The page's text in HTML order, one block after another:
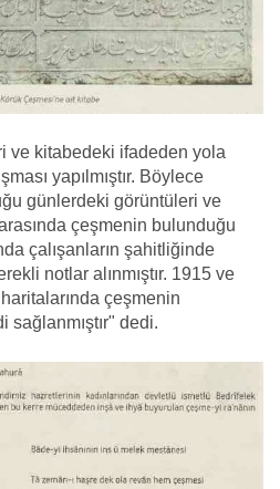
ve kitabedeki ifadeden yola
yapılmıştır. Böylece
günlerdeki görüntüleri ve
çeşmenin bulunduğu
çalışanların şahitliğinde
notlar alınmıştır. 1915 ve
çeşmenin
sağlanmıştır" dedi.